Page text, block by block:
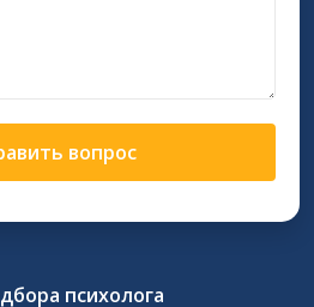
вопрос
психолога